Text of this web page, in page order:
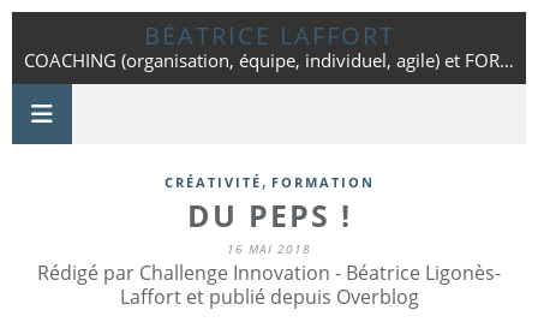
BÉATRICE LAFFORT
COACHING (organisation, équipe, individuel, agile) et FORMATION - Toulouse - 06 42 25 86 01
CRÉATIVITÉ , FORMATION
DU PEPS !
16 MAI 2018
Rédigé par Challenge Innovation - Béatrice Ligonès-
Laffort et publié depuis Overblog